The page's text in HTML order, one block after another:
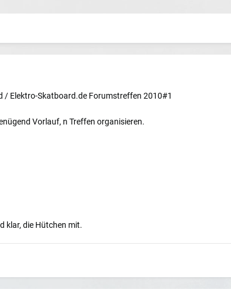
/ Elektro-Skatboard.de Forumstreffen 2010#1
Vorlauf, n Treffen organisieren.
klar, die Hütchen mit.